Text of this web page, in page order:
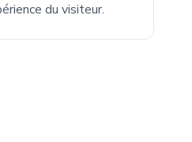
du visiteur.